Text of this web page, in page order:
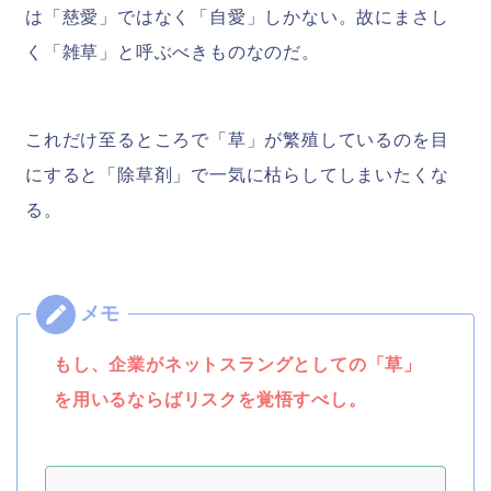
は「慈愛」ではなく「自愛」しかない。故にまさし
く「雑草」と呼ぶべきものなのだ。
これだけ至るところで「草」が繁殖しているのを目
にすると「除草剤」で一気に枯らしてしまいたくな
る。
もし、企業がネットスラングとしての「草」
を用いるならばリスクを覚悟すべし。